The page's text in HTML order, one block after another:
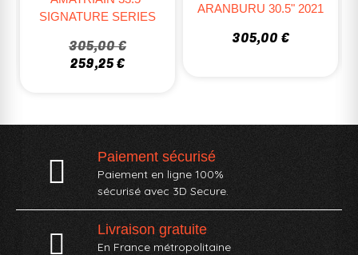
305,00 €
BLACK BEAUTY C7 31.75"
329,00 €
Paiement sécurisé
Paiement en ligne 100%
sécurisé avec 3D Secure.
Livraison gratuite
En France métropolitaine